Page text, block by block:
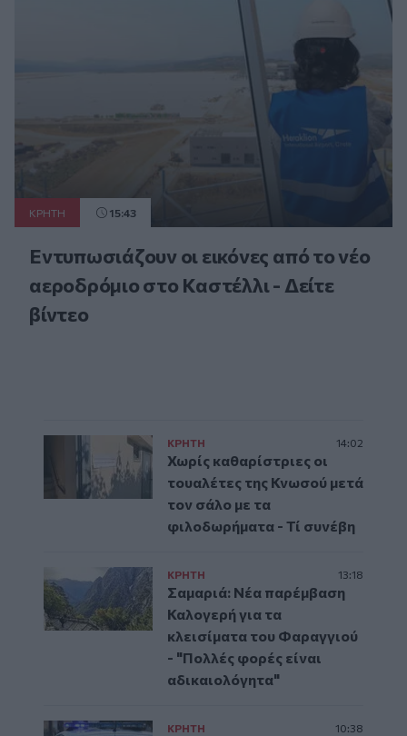
ΚΡΗΤΗ 15:43
Εντυπωσιάζουν οι εικόνες από το νέο
αεροδρόμιο στο Καστέλλι - Δείτε
βίντεο
ΚΡΗΤΗ 14:02
Χωρίς καθαρίστριες οι
τουαλέτες της Κνωσού μετά
τον σάλο με τα
φιλοδωρήματα - Τί συνέβη
ΚΡΗΤΗ 13:18
Σαμαριά: Νέα παρέμβαση
Καλογερή για τα
κλεισίματα του Φαραγγιού
- "Πολλές φορές είναι
αδικαιολόγητα"
ΚΡΗΤΗ 10:38